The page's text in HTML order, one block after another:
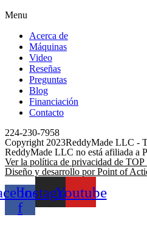
Menu
Acerca de
Máquinas
Video
Reseñas
Preguntas
Blog
Financiación
Contacto
224-230-7958
Copyright 2023ReddyMade LLC -
ReddyMade LLC no está afiliada a
Ver la política de privacidad de TOP
Diseño y desarrollo por Point of
f
InstagramYoutube